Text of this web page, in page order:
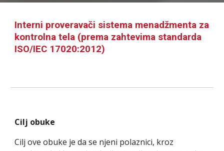
Interni proveravači sistema menadžmenta za
kontrolna tela (prema zahtevima standarda
ISO/IEC 17020:2012)
Cilj obuke
Cilj ove obuke je da se njeni polaznici, kroz